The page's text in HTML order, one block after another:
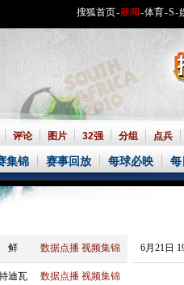
搜狐首页-新闻-体育-S-
评论 图片 32强 分组 点兵
集锦 赛事回放 每球必映 每
鲜 数据点播 视频集锦
迪瓦 数据点播 视频集锦
6月21日